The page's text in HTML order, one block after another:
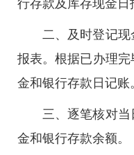
行存款及库存现金日
二、及时登记现
报表。根据已办理
金和银行存款日记账
三、逐笔核对
金和银行存款余额。